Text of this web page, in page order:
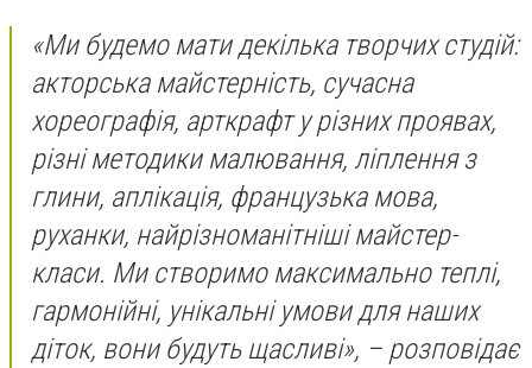
«Ми будемо мати декілька творчих студій:
акторська майстерність, сучасна
хореографія, арткрафт у різних проявах,
різні методики малювання, ліплення з
глини, аплікація, французька мова,
руханки, найрізноманітніші майстер-
класи. Ми створимо максимально теплі,
гармонійні, унікальні умови для наших
діток, вони будуть щасливі», – розповідає